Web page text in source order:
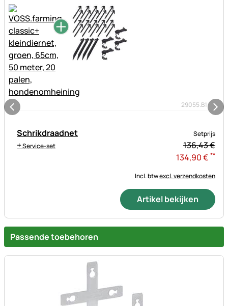
29055.B1
Schrikdraadnet
+Service-set
Setprijs
136,43€
134,90€ **
Incl. btwexcl. verzendkosten
Artikel bekijken
Passende toebehoren